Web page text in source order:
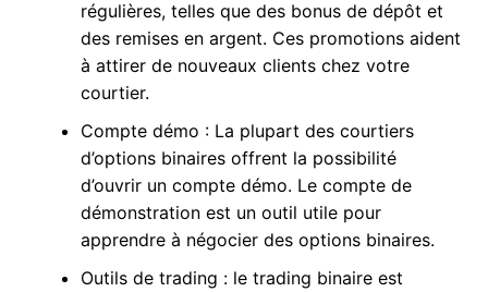
régulières, telles que des bonus de dépôt et
des remises en argent. Ces promotions aident
à attirer de nouveaux clients chez votre
courtier.
Compte démo : La plupart des courtiers
d’options binaires offrent la possibilité
d’ouvrir un compte démo. Le compte de
démonstration est un outil utile pour
apprendre à négocier des options binaires.
Outils de trading : le trading binaire est